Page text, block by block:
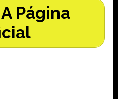
Página